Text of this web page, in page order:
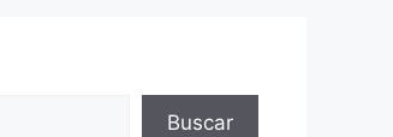
Buscar